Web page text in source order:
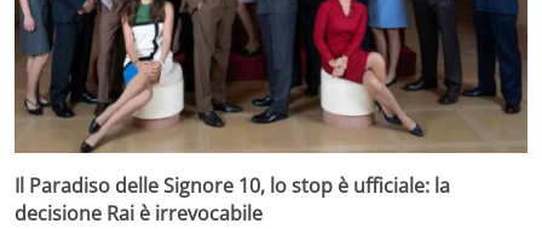
Il Paradiso delle Signore 10, lo stop è ufficiale: la
decisione Rai è irrevocabile